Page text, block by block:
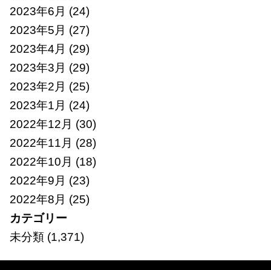
2023年6月 (24)
2023年5月 (27)
2023年4月 (29)
2023年3月 (29)
2023年2月 (25)
2023年1月 (24)
2022年12月 (30)
2022年11月 (28)
2022年10月 (18)
2022年9月 (23)
2022年8月 (25)
カテゴリー
未分類(1,371)